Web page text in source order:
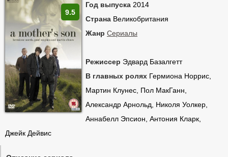
Год выпуска 2014
Страна Великобритания
Жанр Сериалы
Режиссер Эдвард Базалгетт
В главных ролях Гермиона Норрис,
Мартин Клунес, Пол МакГанн,
Александр Арнольд, Николя Уолкер,
Аннабелл Эпсион, Антония Кларк,
Джейк Дейвис
9.5